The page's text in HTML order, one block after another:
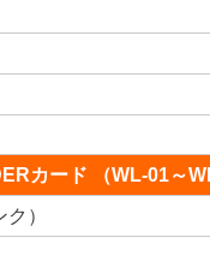
カード （WL-01～
）